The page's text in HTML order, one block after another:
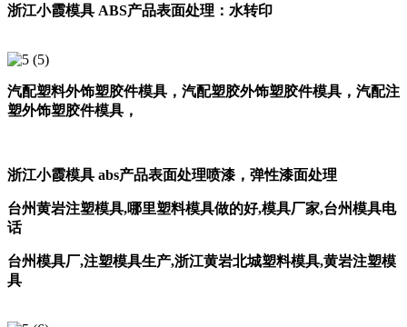
浙江小霞模具 ABS产品表面处理：水转印
汽配塑料外饰塑胶件模具，汽配塑胶外饰塑胶件模具，汽配注
塑外饰塑胶件模具，
浙江小霞模具 abs产品表面处理喷漆，弹性漆面处理
台州黄岩注塑模具,哪里塑料模具做的好,模具厂家,台州模具电
话
台州模具厂,注塑模具生产,浙江黄岩北城塑料模具,黄岩注塑模
具